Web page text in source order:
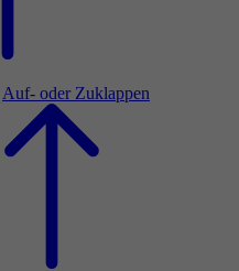
Auf- oder Zuklappen